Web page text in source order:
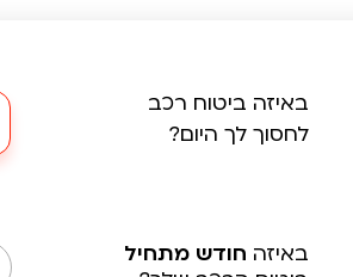
באיזה ביטוח רכב
לחסוך לך היום?
באיזה חודש מתחיל